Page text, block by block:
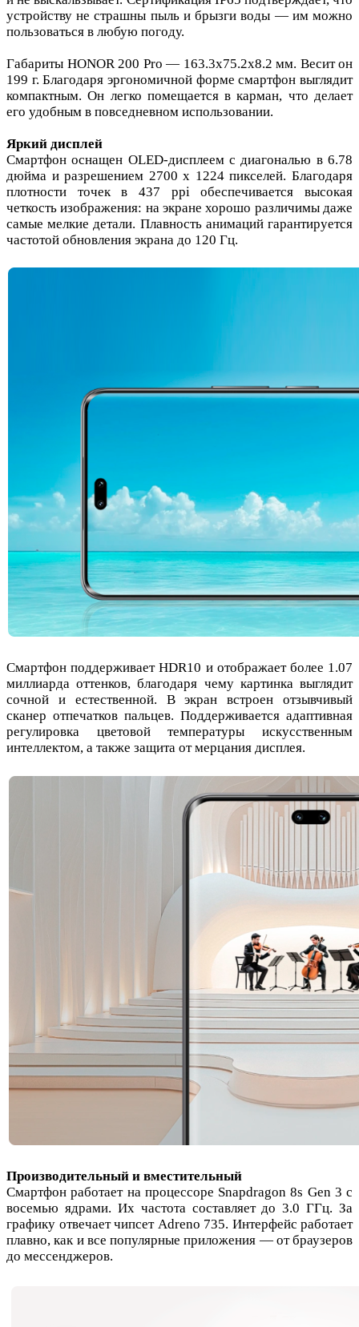
устройству не страшны пыль и брызги воды — им можно
пользоваться в любую погоду.
Габариты HONOR 200 Pro — 163.3х75.2х8.2 мм. Весит он
199 г. Благодаря эргономичной форме смартфон выглядит
компактным. Он легко помещается в карман, что делает
его удобным в повседневном использовании.
Яркий дисплей
Смартфон оснащен OLED-дисплеем с диагональю в 6.78
дюйма и разрешением 2700 х 1224 пикселей. Благодаря
плотности точек в 437 ppi обеспечивается высокая
четкость изображения: на экране хорошо различимы даже
самые мелкие детали. Плавность анимаций гарантируется
частотой обновления экрана до 120 Гц.
Смартфон поддерживает HDR10 и отображает более 1.07
миллиарда оттенков, благодаря чему картинка выглядит
сочной и естественной. В экран встроен отзывчивый
сканер отпечатков пальцев. Поддерживается адаптивная
регулировка цветовой температуры искусственным
интеллектом, а также защита от мерцания дисплея.
Производительный и вместительный
Смартфон работает на процессоре Snapdragon 8s Gen 3 с
восемью ядрами. Их частота составляет до 3.0 ГГц. За
графику отвечает чипсет Adreno 735. Интерфейс работает
плавно, как и все популярные приложения — от браузеров
до мессенджеров.